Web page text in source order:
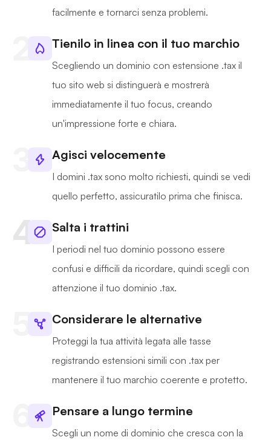
facilmente e tornarci senza problemi.
Tienilo in linea con il tuo marchio
Scegliendo un dominio con estensione .tax il
tuo sito web si distinguerà e mostrerà
immediatamente il tuo focus, creando
un'impressione forte e chiara.
Agisci velocemente
I domini .tax sono molto richiesti, quindi se vedi
quello perfetto, assicuratilo prima che finisca.
Salta i trattini
I periodi nel tuo dominio possono essere
confusi e difficili da ricordare, quindi scegli con
attenzione il tuo dominio .tax.
Considerare le alternative
Proteggi la tua attività legata alle tasse
registrando estensioni simili con .tax per
mantenere il tuo marchio coerente e protetto.
Pensare a lungo termine
Scegli un nome di dominio che cresca con la